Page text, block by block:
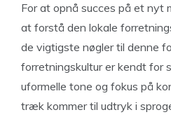
For at opnå succes på et nyt
at forstå den lokale
de vigtigste nøgler til denne
forretningskultur er kendt for
uformelle tone og fokus på
træk kommer til udtryk i